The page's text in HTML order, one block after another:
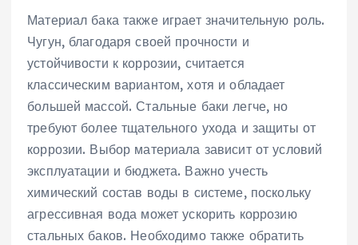
Материал бака также играет значительную роль.
Чугун‚ благодаря своей прочности и
устойчивости к коррозии‚ считается
классическим вариантом‚ хотя и обладает
большей массой. Стальные баки легче‚ но
требуют более тщательного ухода и защиты от
коррозии. Выбор материала зависит от условий
эксплуатации и бюджета. Важно учесть
химический состав воды в системе‚ поскольку
агрессивная вода может ускорить коррозию
стальных баков. Необходимо также обратить